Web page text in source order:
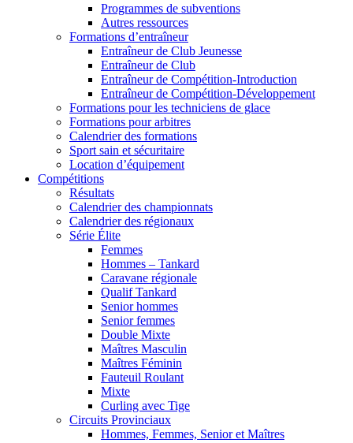
Programmes de subventions
Autres ressources
Formations d’entraîneur
Entraîneur de Club Jeunesse
Entraîneur de Club
Entraîneur de Compétition-Introduction
Entraîneur de Compétition-Développement
Formations pour les techniciens de glace
Formations pour arbitres
Calendrier des formations
Sport sain et sécuritaire
Location d’équipement
Compétitions
Résultats
Calendrier des championnats
Calendrier des régionaux
Série Élite
Femmes
Hommes – Tankard
Caravane régionale
Qualif Tankard
Senior hommes
Senior femmes
Double Mixte
Maîtres Masculin
Maîtres Féminin
Fauteuil Roulant
Mixte
Curling avec Tige
Circuits Provinciaux
Hommes, Femmes, Senior et Maîtres